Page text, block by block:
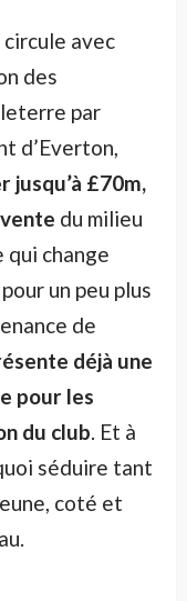
circule avec
des
par
d’Everton,
£70m,
du milieu
qui change
un peu plus
de
déjà une
pour les
du club. Et à
séduire tant
coté et